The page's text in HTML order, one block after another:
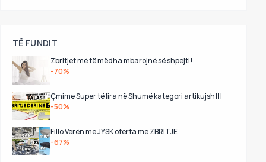
TË FUNDIT
Zbritjet më të mëdha mbarojnë së shpejti!
-70%
Çmime Super të lira në Shumë kategori artikujsh!!!
-50%
Fillo Verën me JYSK oferta me ZBRITJE
-67%